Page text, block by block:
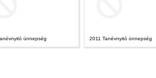
ünnepség 2011 Tanévnyitó ünnepség